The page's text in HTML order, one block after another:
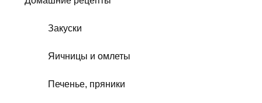
Закуски
Яичницы и омлеты
Печенье, пряники